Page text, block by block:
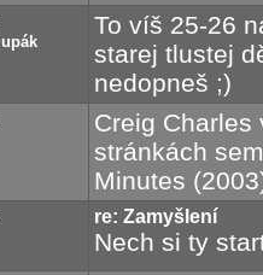
To víš 25-26
starej tlustej
nedopneš ;)
Creig Charles
stránkách
Minutes
re: Zamyšlení
Nech si ty